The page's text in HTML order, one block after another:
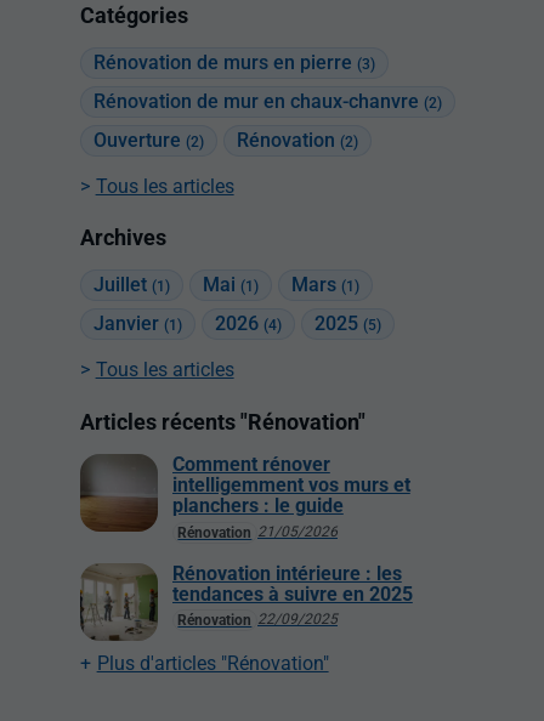
Catégories
Rénovation de murs en pierre (3)
Rénovation de mur en chaux-chanvre (2)
Ouverture (2) Rénovation (2)
Tous les articles
Archives
Juillet (1) Mai (1) Mars (1)
Janvier (1) 2026 (4) 2025 (5)
Tous les articles
Articles récents "Rénovation"
Rénovation 21/05/2026
Comment rénover
intelligemment vos murs et
planchers : le guide
Rénovation 22/09/2025
Rénovation intérieure : les
tendances à suivre en 2025
Plus d'articles "Rénovation"